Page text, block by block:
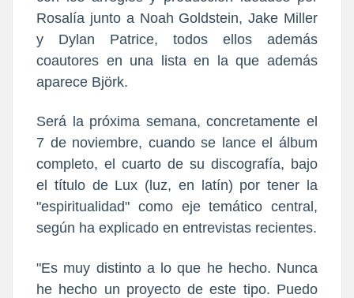
Rosalía junto a Noah Goldstein, Jake Miller
y Dylan Patrice, todos ellos además
coautores en una lista en la que además
aparece Björk.
Será la próxima semana, concretamente el
7 de noviembre, cuando se lance el álbum
completo, el cuarto de su discografía, bajo
el título de Lux (luz, en latín) por tener la
"espiritualidad" como eje temático central,
según ha explicado en entrevistas recientes.
"Es muy distinto a lo que he hecho. Nunca
he hecho un proyecto de este tipo. Puedo